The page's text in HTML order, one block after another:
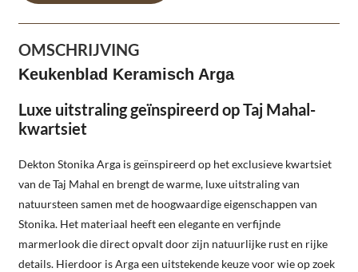
OMSCHRIJVING
Keukenblad Keramisch Arga
Luxe uitstraling geïnspireerd op Taj Mahal-
kwartsiet
Dekton Stonika Arga is geïnspireerd op het exclusieve kwartsiet
van de Taj Mahal en brengt de warme, luxe uitstraling van
natuursteen samen met de hoogwaardige eigenschappen van
Stonika. Het materiaal heeft een elegante en verfijnde
marmerlook die direct opvalt door zijn natuurlijke rust en rijke
details. Hierdoor is Arga een uitstekende keuze voor wie op zoek